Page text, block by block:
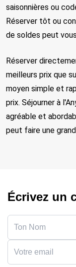
saisonnières ou
Réserver tôt ou
de soldes peut
Réserver
meilleurs prix que
moyen simple et
prix. Séjourner à
agréable et
peut faire une
Écrivez un